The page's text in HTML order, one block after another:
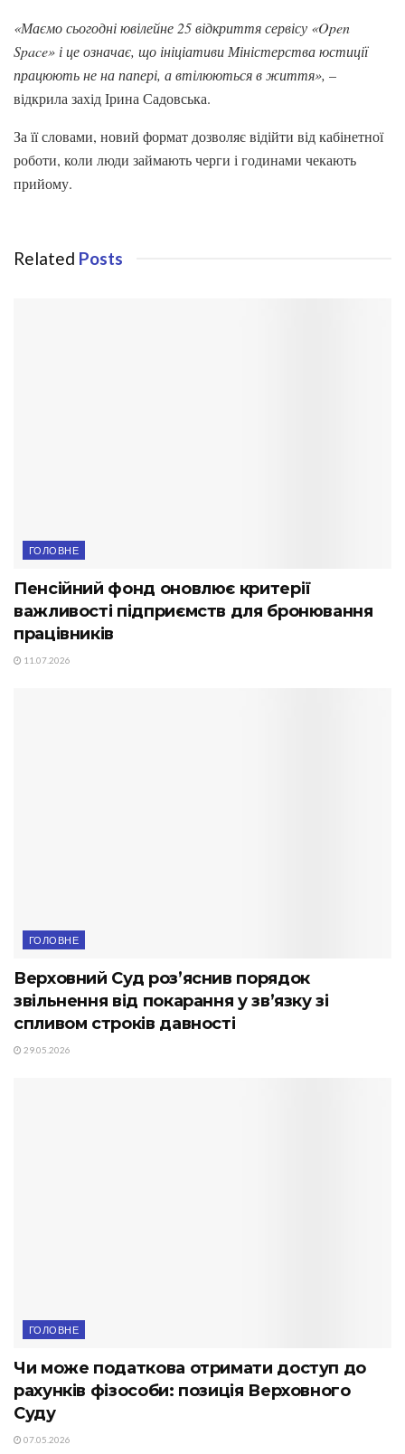
«Маємо сьогодні ювілейне 25 відкриття сервісу «Open
Space» і це означає, що ініціативи Міністерства юстиції
працюють не на папері, а втілюються в життя», –
відкрила захід Ірина Садовська.
За її словами, новий формат дозволяє відійти від кабінетної
роботи, коли люди займають черги і годинами чекають
прийому.
Related Posts
ГОЛОВНЕ
Пенсійний фонд оновлює критерії
важливості підприємств для бронювання
працівників
11.07.2026
ГОЛОВНЕ
Верховний Суд роз’яснив порядок
звільнення від покарання у зв’язку зі
спливом строків давності
29.05.2026
ГОЛОВНЕ
Чи може податкова отримати доступ до
рахунків фізособи: позиція Верховного
Суду
07.05.2026